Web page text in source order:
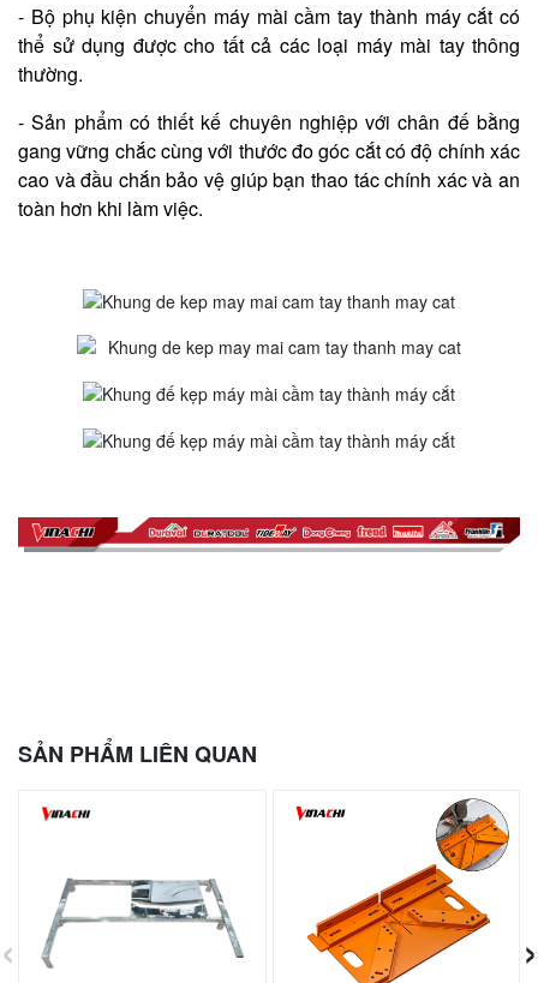
- Bộ phụ kiện chuyển máy mài cầm tay thành máy cắt có
thể sử dụng được cho tất cả các loại máy mài tay thông
thường.
- Sản phẩm có thiết kế chuyên nghiệp với chân đế bằng
gang vững chắc cùng với thước đo góc cắt có độ chính xác
cao và đầu chắn bảo vệ giúp bạn thao tác chính xác và an
toàn hơn khi làm việc.
SẢN PHẨM LIÊN QUAN
‹ ›